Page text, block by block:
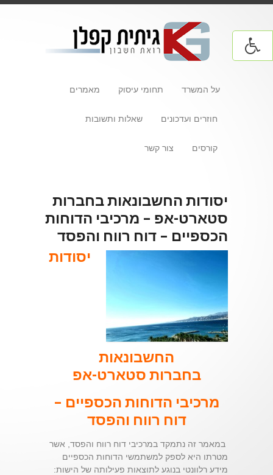
על המשרד תחומי עיסוק מאמרים
חוזרים ועדכונים שאלות ותשובות
קורסים צור קשר
יסודות החשבונאות בחברות
סטארט-אפ – מרכיבי הדוחות
הכספיים – דוח רווח והפסד
יסודות
החשבונאות
בחברות סטארט-אפ
מרכיבי הדוחות הכספיים –
דוח רווח והפסד
במאמר זה נתמקד במרכיבי דוח רווח והפסד, אשר
מטרתו היא לספק למשתמשי הדוחות הכספיים
מידע רלוונטי בנוגע לתוצאות פעילותה של הישות: